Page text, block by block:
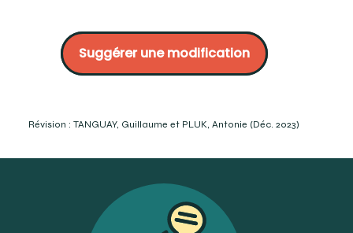
prothèses partielles amovibles. Prosto, Québec. P.157.
HÉBERT Guimond, (1984) Initiation à la prothèse partielle
amovible en médecine dentaire, constantes et
Suggérer une modification
Révision : TANGUAY, Guillaume et PLUK, Antonie (Déc. 2023)